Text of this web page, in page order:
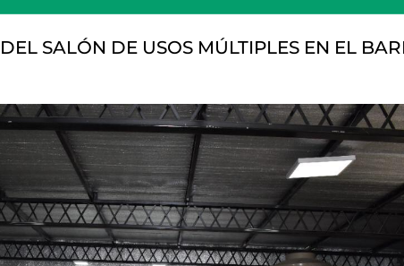
SALÓN DE USOS MÚLTIPLES EN EL